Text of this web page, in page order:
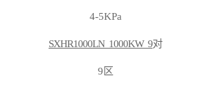
4-5KPa
SXHR1000LN 1000KW 9对
9 区